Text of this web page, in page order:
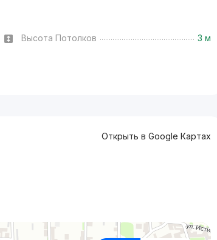
Высота Потолков 3 м
Открыть в Google Картах